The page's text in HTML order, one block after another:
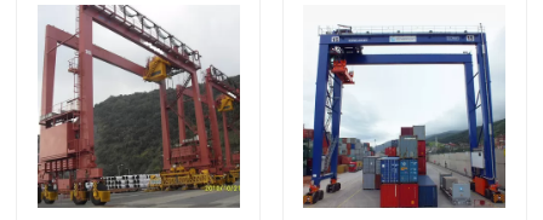
جولة في المعمل
ضبط الجودة
اتصل بنا